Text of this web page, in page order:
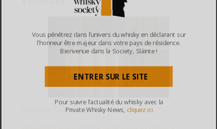
Benjamin Kuentz D’un Verre Printanier
Vous pénétrez dans l’univers du whisky en déclarant sur
l’honneur être majeur dans votre pays de résidence.
Bienvenue dans la Society, Sláinte !
ENTRER SUR LE SITE
Pour suivre l’actualité du whisky avec la
Private Whisky News, cliquez ici